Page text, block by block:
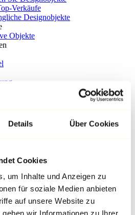
Details Über Cookies
Cookies
um Inhalte und Anzeigen zu
für soziale Medien anbieten
auf unsere Website zu
wir Informationen zu Ihrer
Verkäufe
Designobjekte
Objekte
Basquiat